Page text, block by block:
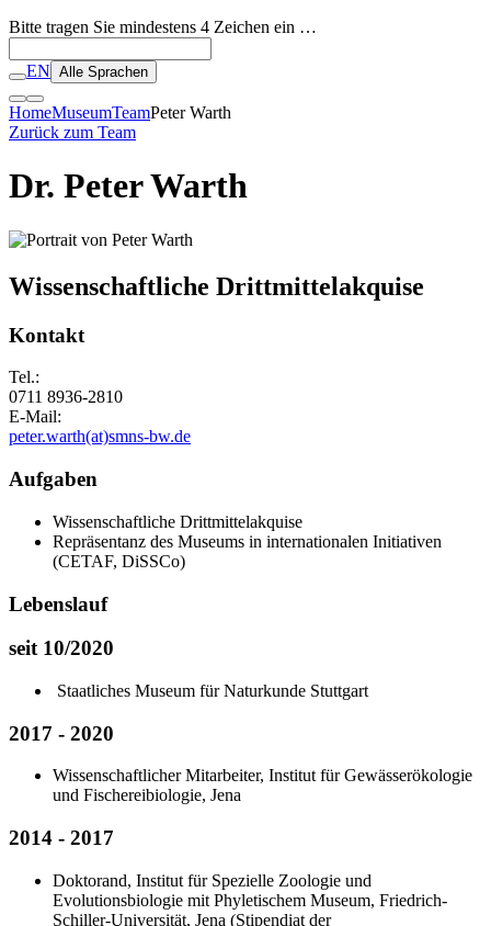
Bitte tragen Sie mindestens 4 Zeichen ein …
EN Alle Sprachen
HomeMuseumTeamPeter Warth
Zurück zum Team
Dr. Peter Warth
Wissenschaftliche Drittmittelakquise
Kontakt
Tel.:
0711 8936-2810
E-Mail:
peter.warth(at)smns-bw.de
Aufgaben
Wissenschaftliche Drittmittelakquise
Repräsentanz des Museums in internationalen Initiativen
(CETAF, DiSSCo)
Lebenslauf
seit 10/2020
Staatliches Museum für Naturkunde Stuttgart
2017 - 2020
Wissenschaftlicher Mitarbeiter, Institut für Gewässerökologie
und Fischereibiologie, Jena
2014 - 2017
Doktorand, Institut für Spezielle Zoologie und
Evolutionsbiologie mit Phyletischem Museum, Friedrich‐
Schiller‐Universität, Jena (Stipendiat der